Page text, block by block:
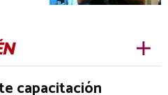
capacitación